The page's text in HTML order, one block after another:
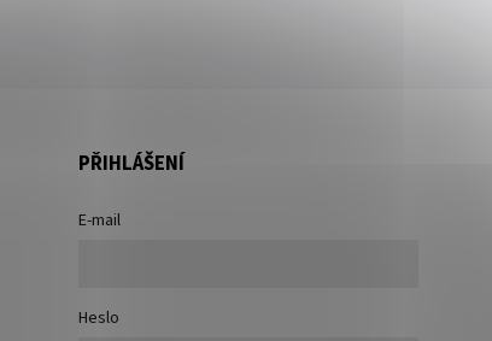
PŘIHLÁŠENÍ
E-mail
Heslo